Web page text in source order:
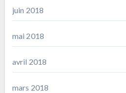
juin 2018
mai 2018
avril 2018
mars 2018